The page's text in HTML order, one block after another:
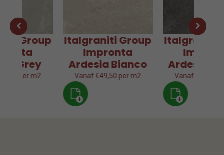
Group
Grey
per m2
Italgraniti Group
Impronta
Ardesia Bianco
Vanaf €49,50 per m2
+
Italgraniti
Ardesia
Vanaf €49,50
+